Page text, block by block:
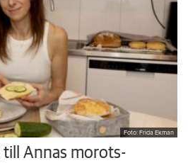
Foto: Frida Ekman
Annas morots-